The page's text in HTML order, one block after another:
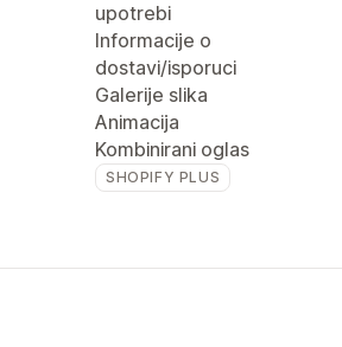
upotrebi
Informacije o
dostavi/isporuci
Galerije slika
Animacija
Kombinirani oglas
SHOPIFY PLUS